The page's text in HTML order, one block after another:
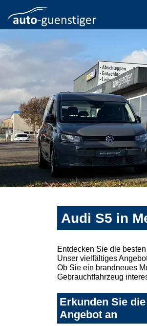
Audi S5 in
Entdecken Sie die
Unser vielfältiges
Ob Sie ein brandneues
Gebrauchtfahrzeug
Erkunden Sie
Angebot an